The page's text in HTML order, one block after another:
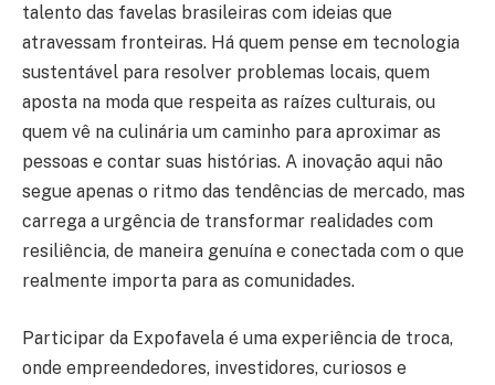
talento das favelas brasileiras com ideias que
atravessam fronteiras. Há quem pense em tecnologia
sustentável para resolver problemas locais, quem
aposta na moda que respeita as raízes culturais, ou
quem vê na culinária um caminho para aproximar as
pessoas e contar suas histórias. A inovação aqui não
segue apenas o ritmo das tendências de mercado, mas
carrega a urgência de transformar realidades com
resiliência, de maneira genuína e conectada com o que
realmente importa para as comunidades.
Participar da Expofavela é uma experiência de troca,
onde empreendedores, investidores, curiosos e